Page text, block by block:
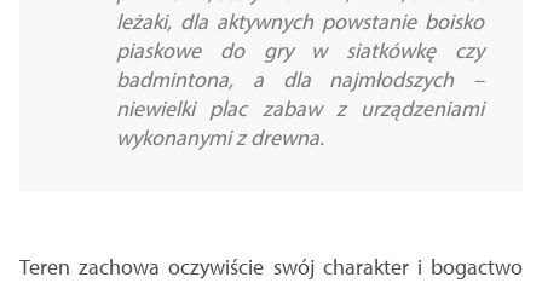
leżaki, dla aktywnych powstanie boisko
piaskowe do gry w siatkówkę czy
badmintona, a dla najmłodszych –
niewielki plac zabaw z urządzeniami
wykonanymi z drewna.
Teren zachowa oczywiście swój charakter i bogactwo